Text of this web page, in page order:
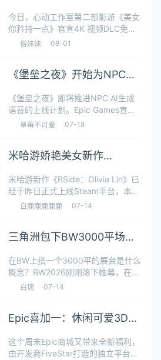
今日，心动工作室第二部影游《美女
你矜持一点》官宣4K 视频DLC免费
上线Epic！据悉，剧情中所有视频已
毫毕现！按照图示打开附加内容
俗妹妹 08-01
《堡垒之夜》开始为NPC加
《堡垒之夜》即将推进NPC AI生成
语音的上线计划。Epic Games宣
布，目前已为游戏内36个现有角色配
还将覆盖更多角色。这意味着
草莓不可爱 07-18
米哈游娇艳美女新作
能玩
米哈游新作《BSide：Olivia Lin》已
经于昨日正式上线Steam平台，本作
是一款情感陪伴模拟器，免费开玩，
SteamDB显示本作的包体
白鹿鹿鹿鹿鹿 07-14
三角洲包下BW3000平场馆
撤
在BW上搭一个3000平的展台是什么
概念？BW2026刚刚落下帷幕，在这
个汇集了一众国内外厂商参展的游戏
大，玩家数量众多，更是因为官方的
白璃 07-14
Epic喜加一：休闲可爱3D平
这个周末Epic商城又带来全新福利，
由开发商FiveStar打造的独立平台游